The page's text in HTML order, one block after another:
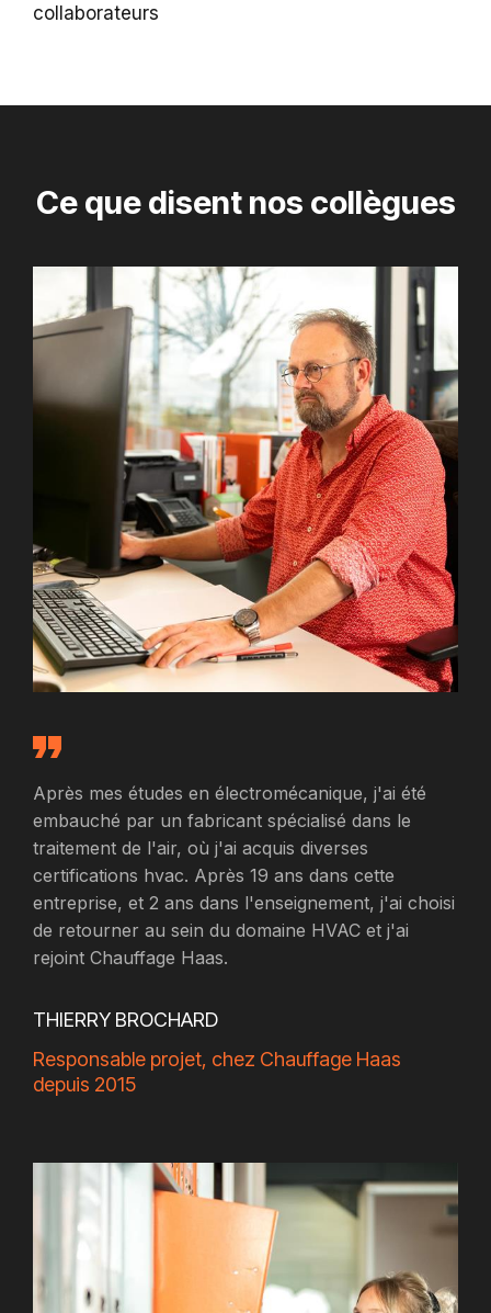
collaborateurs
Ce que disent nos collègues
Après mes études en électromécanique, j'ai été
embauché par un fabricant spécialisé dans le
traitement de l'air, où j'ai acquis diverses
certifications hvac. Après 19 ans dans cette
entreprise, et 2 ans dans l'enseignement, j'ai choisi
de retourner au sein du domaine HVAC et j'ai
rejoint Chauffage Haas.
THIERRY BROCHARD
Responsable projet, chez Chauffage Haas
depuis 2015